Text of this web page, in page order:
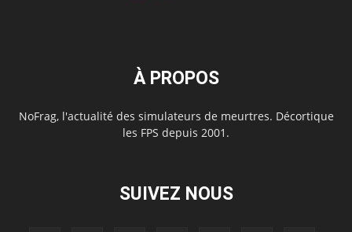
À PROPOS
NoFrag, l'actualité des simulateurs de meurtres. Décortique
les FPS depuis 2001.
SUIVEZ NOUS